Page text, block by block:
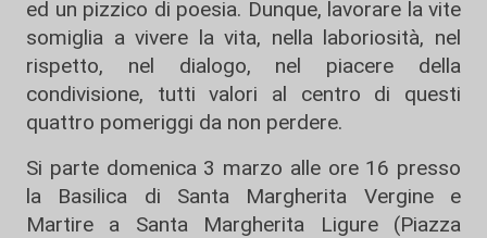
ed un pizzico di poesia. Dunque, lavorare la vite
somiglia a vivere la vita, nella laboriosità, nel
rispetto, nel dialogo, nel piacere della
condivisione, tutti valori al centro di questi
quattro pomeriggi da non perdere.
Si parte domenica 3 marzo alle ore 16 presso
la Basilica di Santa Margherita Vergine e
Martire a Santa Margherita Ligure (Piazza